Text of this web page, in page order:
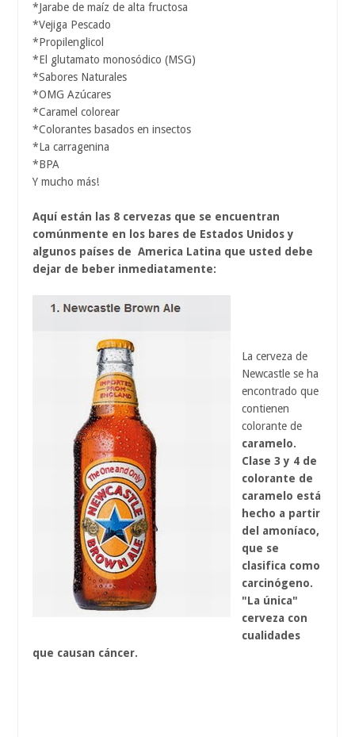
*Jarabe de maíz de alta fructosa
*Vejiga Pescado
*Propilenglicol
*El glutamato monosódico (MSG)
*Sabores Naturales
*OMG Azúcares
*Caramel colorear
*Colorantes basados ​​en insectos
*La carragenina
*BPA
Y mucho más!
Aquí están las 8 cervezas que se encuentran
comúnmente en los bares de Estados Unidos y
algunos países de America Latina que usted debe
dejar de beber inmediatamente:
La cerveza de
Newcastle se ha
encontrado que
contienen
colorante de
caramelo.
Clase 3 y 4 de
colorante de
caramelo está
hecho a partir
del amoníaco,
que se
clasifica como
carcinógeno.
"La única"
cerveza con
cualidades
que causan cáncer.